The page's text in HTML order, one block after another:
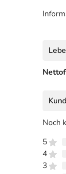
Noch
5
4
3